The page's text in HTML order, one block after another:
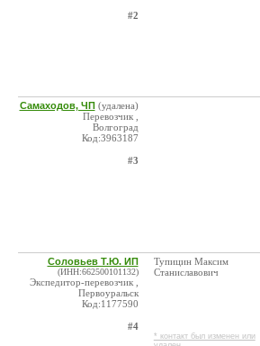
#2
Самаходов, ЧП (удалена)
Перевозчик ,
Волгоград
Код:3963187
#3
Соловьев Т.Ю. ИП
(ИНН:662500101132)
Экспедитор-перевозчик ,
Первоуральск
Код:1177590
#4
Тупицин Максим
Станиславович
* контакт был изменен или